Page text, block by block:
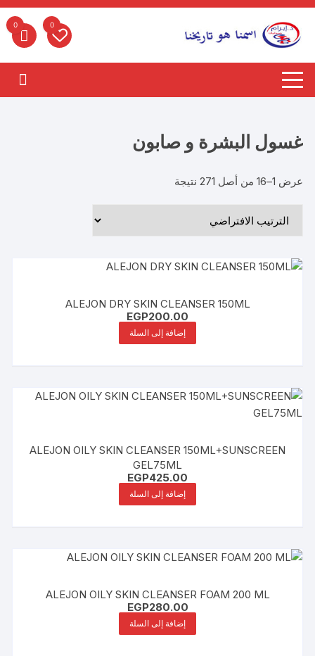
التجاوز
المحتوى
0
0
غسول البشرة و صابون
عرض 1–16 من أصل 271 نتيجة
ALEJON DRY SKIN CLEANSER 150ML
EGP200.00
إضافة إلى السلة
ALEJON OILY SKIN CLEANSER 150ML+SUNSCREEN
GEL75ML
EGP425.00
إضافة إلى السلة
ALEJON OILY SKIN CLEANSER FOAM 200 ML
EGP280.00
إضافة إلى السلة